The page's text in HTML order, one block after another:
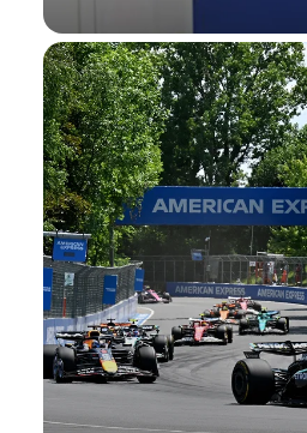
بطولة ويمبلدون
وأكثر من ذلك في بطولة
ويمبلدون.